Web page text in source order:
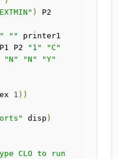
)
""
printer1
P2 "1"
"C"
"N" "N"
"Y"
1 ))
disp )
CLO to run